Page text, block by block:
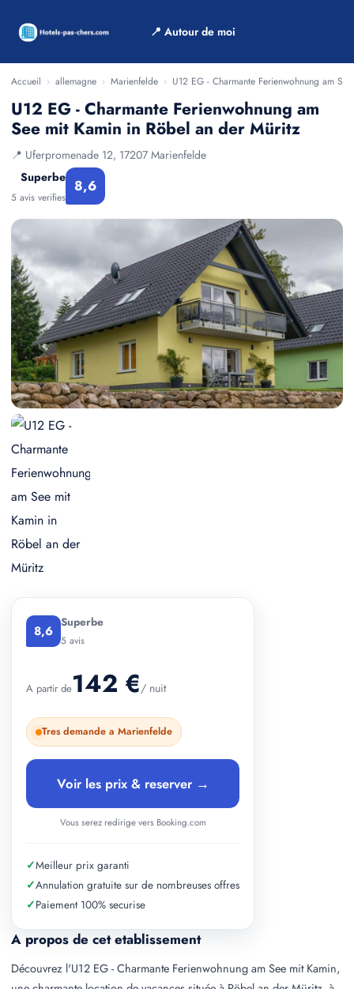
📍 Autour de moi
Accueil › allemagne › Marienfelde › U12 EG - Charmante Ferienwohnung am
U12 EG - Charmante Ferienwohnung am
See mit Kamin in Röbel an der Müritz
📍 Uferpromenade 12, 17207 Marienfelde
Superbe
5 avis verifies
8,6
A propos de cet etablissement
Découvrez l'U12 EG - Charmante Ferienwohnung am See mit Kamin,
8,6 Superbe
5 avis
A partir de142 €/ nuit
Tres demande a Marienfelde
Voir les prix & reserver →
Vous serez redirige vers Booking.com
✓Meilleur prix garanti
✓Annulation gratuite sur de nombreuses offres
✓Paiement 100% securise